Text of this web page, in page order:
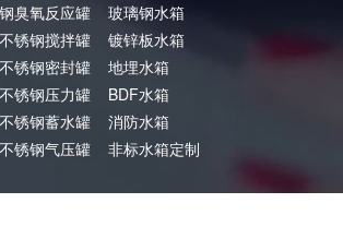
臭氧反应罐
不锈钢搅拌罐
不锈钢密封罐
不锈钢压力罐
不锈钢蓄水罐
不锈钢气压罐
玻璃钢水箱
镀锌板水箱
地埋水箱
BDF水箱
消防水箱
非标水箱定制